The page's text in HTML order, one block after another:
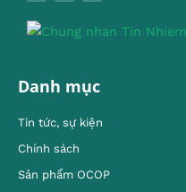
Danh mục
Tin tức, sự kiện
Chính sách
Sản phẩm OCOP